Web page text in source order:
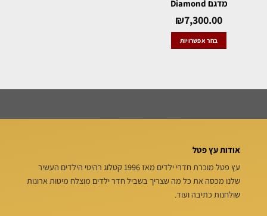
מדגם Diamond
₪7,300.00
בחר אפשרויות
אודות עץ פטל
עץ פטל מוכרת חדרי ילדים מאז 1996 קטלוג רהיטי הילדים העשיר
שלנו מכסה את כל מה שצריך בשביל חדר ילדים מוצלח מיטות ארונות
שולחנות כתיבה ועוד.